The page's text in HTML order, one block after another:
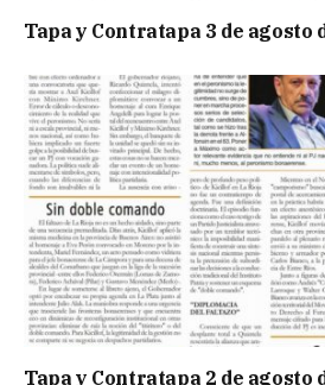
Tapa y Contratapa 3 de agosto
Tapa y Contratapa 2 de agosto